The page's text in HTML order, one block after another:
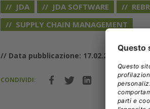
JDA JDA SOFTWARE
SUPPLY CHAIN MANAGEMENT
// Data pubblicazione: 17.02.2020
CONDIVIDI: